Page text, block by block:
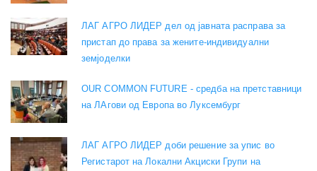
ЛАГ АГРО ЛИДЕР дел од јавната расправа за
пристап до права за жените-индивидуални
земјоделки
OUR COMMON FUTURE - средба на претставници
на ЛАгови од Европа во Луксембург
ЛАГ АГРО ЛИДЕР доби решение за упис во
Регистарот на Локални Акциски Групи на